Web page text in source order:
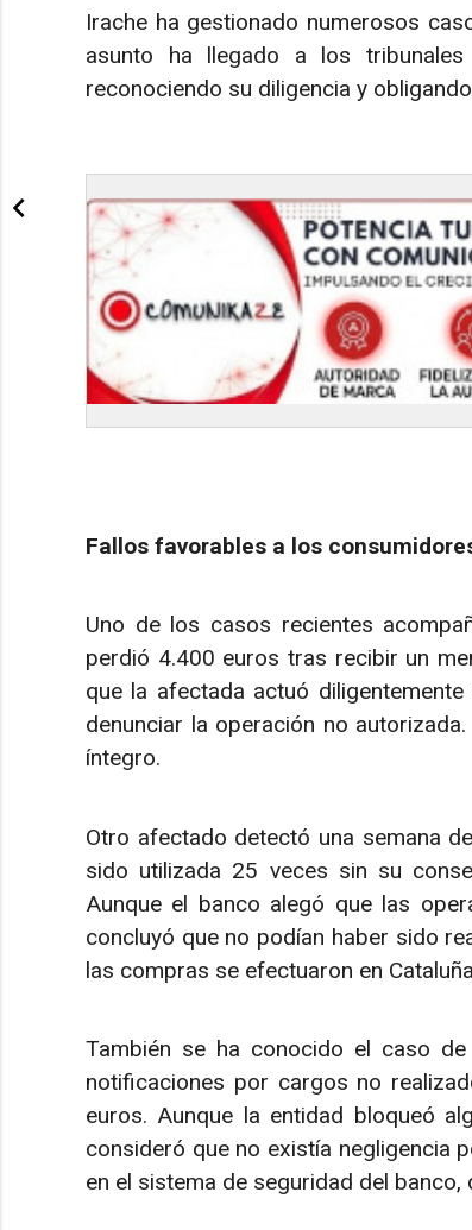
Irache ha gestionado numerosos
asunto ha llegado a los
reconociendo su diligencia y
Fallos favorables a los
Uno de los casos recientes
perdió 4.400 euros tras recibir un
que la afectada actuó
denunciar la operación no
íntegro.
Otro afectado detectó una semana
sido utilizada 25 veces sin su
Aunque el banco alegó que las
concluyó que no podían haber sido
las compras se efectuaron en
También se ha conocido el caso
notificaciones por cargos no
euros. Aunque la entidad bloqueó
consideró que no existía negligencia
en el sistema de seguridad del